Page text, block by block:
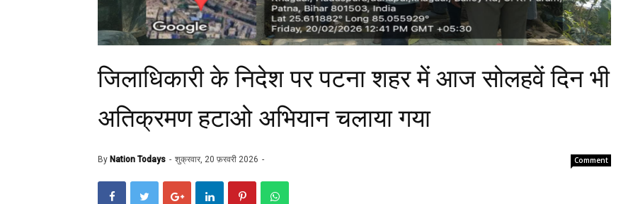
जिलाधिकारी के निदेश पर पटना शहर में आज सोलहवें दिन भी
अतिक्रमण हटाओ अभियान चलाया गया
By Nation Todays शुक्रवार, 20 फ़रवरी 2026 Comment